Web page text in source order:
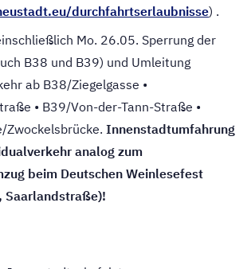
durchfahrtserlaubnisse) .
Mo. 26.05. Sperrung der
B38 und B39) und Umleitung
ab B38/Ziegelgasse •
• B39/Von-der-Tann-Straße •
Zwockelsbrücke. Innenstadtumfahrung
analog zum
beim Deutschen Weinlesefest
Saarlandstraße)!